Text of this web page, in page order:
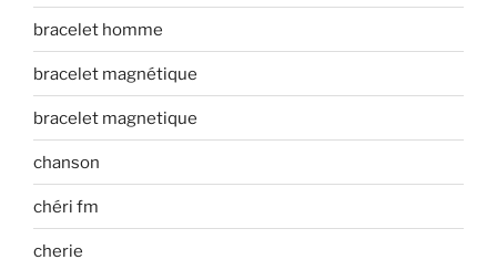
bracelet homme
bracelet magnétique
bracelet magnetique
chanson
chéri fm
cherie